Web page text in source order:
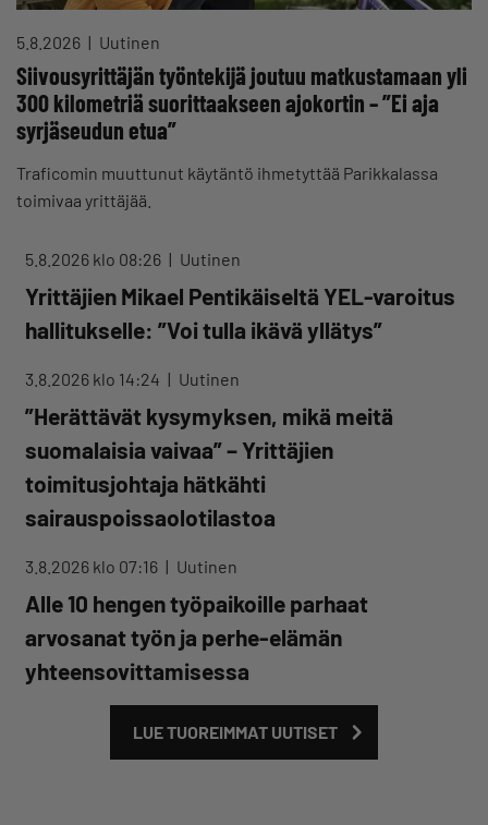
5.8.2026 Uutinen
Siivousyrittäjän työntekijä joutuu matkustamaan yli
300 kilometriä suorittaakseen ajokortin – ”Ei aja
syrjäseudun etua”
Traficomin muuttunut käytäntö ihmetyttää Parikkalassa
toimivaa yrittäjää.
5.8.2026 klo 08:26 Uutinen
Yrittäjien Mikael Pentikäiseltä YEL-varoitus
hallitukselle: ”Voi tulla ikävä yllätys”
3.8.2026 klo 14:24 Uutinen
”Herättävät kysymyksen, mikä meitä
suomalaisia vaivaa” – Yrittäjien
toimitusjohtaja hätkähti
sairauspoissaolotilastoa
3.8.2026 klo 07:16 Uutinen
Alle 10 hengen työpaikoille parhaat
arvosanat työn ja perhe-elämän
yhteensovittamisessa
LUE TUOREIMMAT UUTISET